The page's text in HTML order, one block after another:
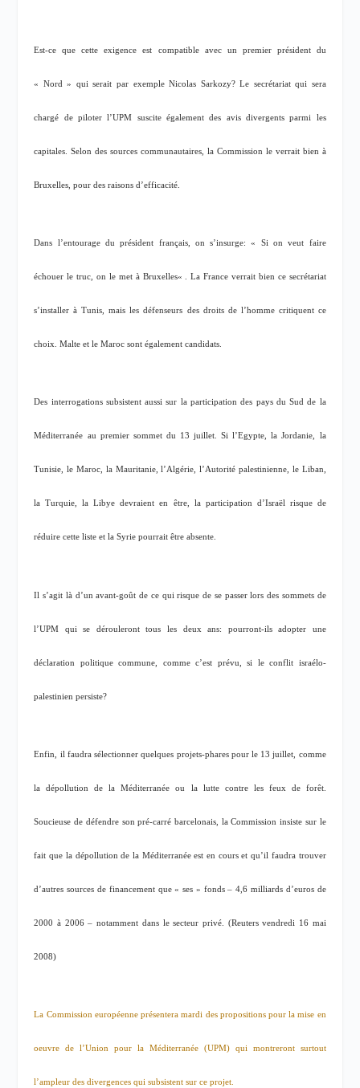
Est-ce que cette exigence est compatible avec un premier président du
« Nord » qui serait par exemple Nicolas Sarkozy? Le secrétariat qui sera
chargé de piloter l’UPM suscite également des avis divergents parmi les
capitales. Selon des sources communautaires, la Commission le verrait bien à
Bruxelles, pour des raisons d’efficacité.
Dans l’entourage du président français, on s’insurge: « Si on veut faire
échouer le truc, on le met à Bruxelles« . La France verrait bien ce secrétariat
s’installer à Tunis, mais les défenseurs des droits de l’homme critiquent ce
choix. Malte et le Maroc sont également candidats.
Des interrogations subsistent aussi sur la participation des pays du Sud de la
Méditerranée au premier sommet du 13 juillet. Si l’Egypte, la Jordanie, la
Tunisie, le Maroc, la Mauritanie, l’Algérie, l’Autorité palestinienne, le Liban,
la Turquie, la Libye devraient en être, la participation d’Israël risque de
réduire cette liste et la Syrie pourrait être absente.
Il s’agit là d’un avant-goût de ce qui risque de se passer lors des sommets de
l’UPM qui se dérouleront tous les deux ans: pourront-ils adopter une
déclaration politique commune, comme c’est prévu, si le conflit israélo-
palestinien persiste?
Enfin, il faudra sélectionner quelques projets-phares pour le 13 juillet, comme
la dépollution de la Méditerranée ou la lutte contre les feux de forêt.
Soucieuse de défendre son pré-carré barcelonais, la Commission insiste sur le
fait que la dépollution de la Méditerranée est en cours et qu’il faudra trouver
d’autres sources de financement que « ses » fonds – 4,6 milliards d’euros de
2000 à 2006 – notamment dans le secteur privé. (Reuters vendredi 16 mai
2008)
La Commission européenne présentera mardi des propositions pour la mise en
oeuvre de l’Union pour la Méditerranée (UPM) qui montreront surtout
l’ampleur des divergences qui subsistent sur ce projet.